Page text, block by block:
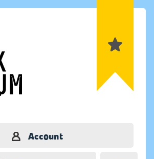
Account